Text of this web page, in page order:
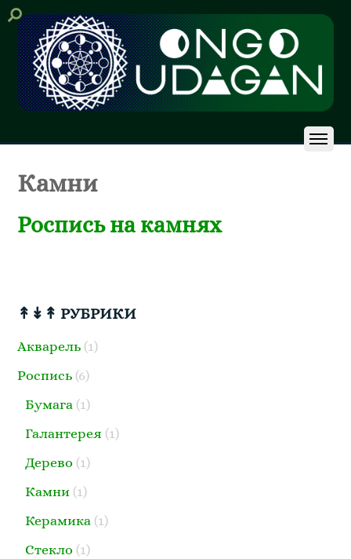
Камни
Роспись на камнях
↟↡↟ РУБРИКИ
Акварель (1)
Роспись (6)
Бумага (1)
Галантерея (1)
Дерево (1)
Камни (1)
Керамика (1)
Стекло (1)